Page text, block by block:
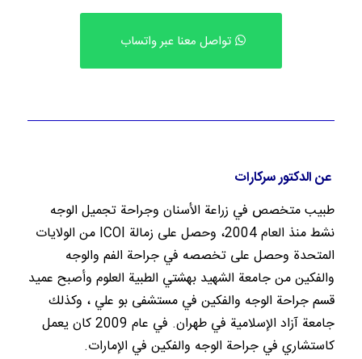
تواصل معنا عبر واتساب
عن الدكتور سركارات
طبيب متخصص في زراعة الأسنان وجراحة تجميل الوجه
نشط منذ العام 2004، وحصل على زمالة ICOI من الولايات
المتحدة وحصل على تخصصه في جراحة الفم والوجه
والفكين من جامعة الشهيد بهشتي الطبية العلوم وأصبح عميد
قسم جراحة الوجه والفكين في مستشفى بو علي ، وكذلك
جامعة آزاد الإسلامية في طهران.
في عام 2009 كان يعمل
كاستشاري في جراحة الوجه والفكين في الإمارات.